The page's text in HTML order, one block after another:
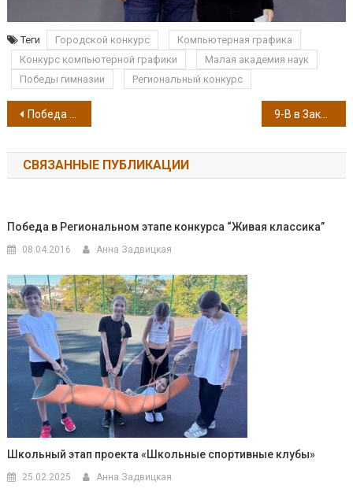
Теги Городской конкурс
Компьютерная графика
Конкурс компьютерной графики
Малая академия наук
Победы гимназии
Региональный конкурс
Навигация по записям
Победа в игре “Что? Где? Когда?” 9-В в Законодательном собрании
СВЯЗАННЫЕ ПУБЛИКАЦИИ
Победа в Региональном этапе конкурса “Живая классика”
08.04.2016 Анна Задвицкая
Школьный этап проекта «Школьные спортивные клубы»
25.02.2025 Анна Задвицкая